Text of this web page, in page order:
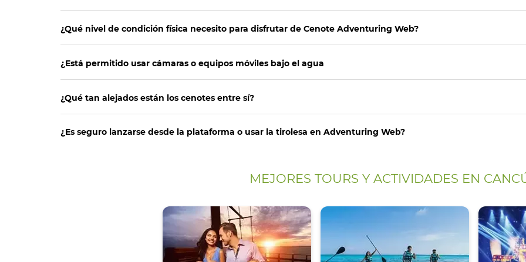
¿Qué nivel de condición física necesito para disfrutar de Cenote Adventuring Web?
¿Está permitido usar cámaras o equipos móviles bajo el agua
¿Qué tan alejados están los cenotes entre sí?
¿Es seguro lanzarse desde la plataforma o usar la tirolesa en Adventuring Web?
MEJORES TOURS Y ACTIVIDADES EN